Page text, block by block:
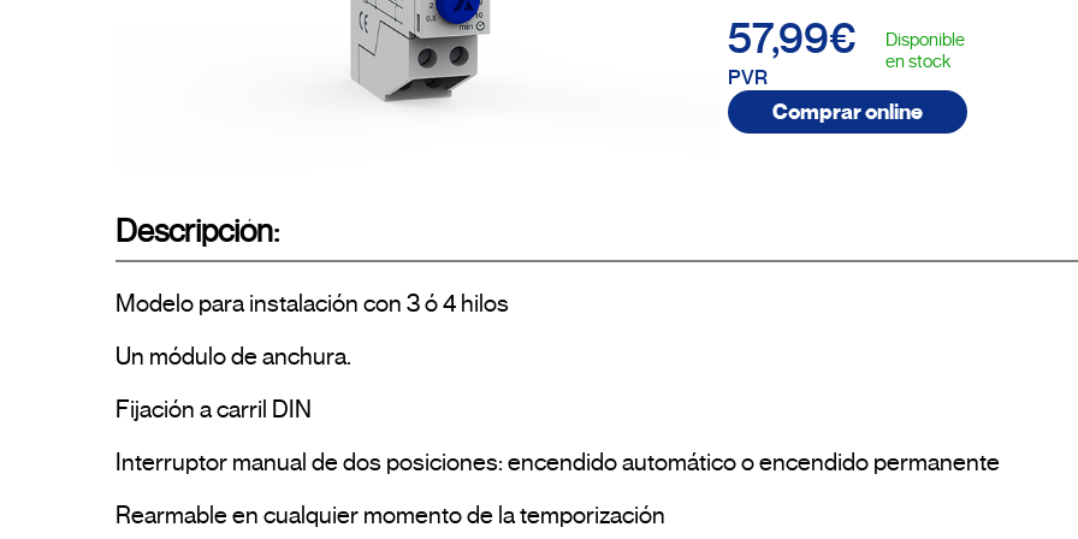
57,99€
PVR
Disponible
en stock
Comprar online
Descripción:
Modelo para instalación con 3 ó 4 hilos
Un módulo de anchura.
Fijación a carril DIN
Interruptor manual de dos posiciones: encendido automático o encendido permanente